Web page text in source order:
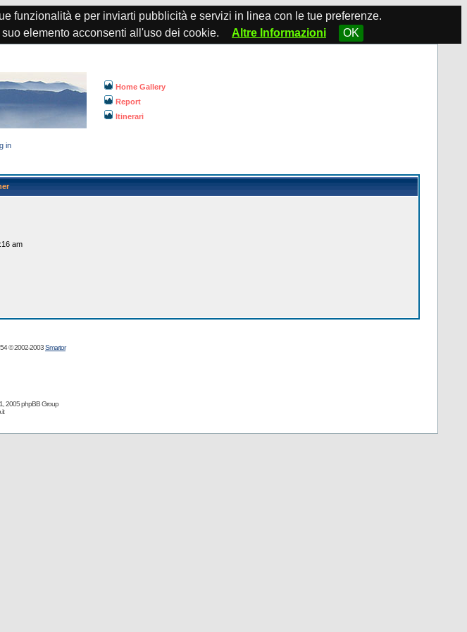
funzionalità e per inviarti pubblicità e servizi in linea con le tue preferenze.
elemento acconsenti all'uso dei cookie.
Altre Informazioni OK
Home Gallery
Report
Itinerari
in
am
© 2002-2003Smartor
2005 phpBB Group